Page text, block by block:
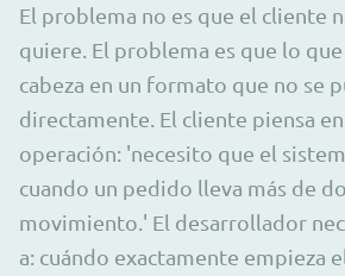
El problema no es que el cliente
quiere. El problema es que lo
cabeza en un formato que no se
directamente. El cliente piensa
operación: 'necesito que el
cuando un pedido lleva más de
movimiento.' El desarrollador
a: cuándo exactamente empieza